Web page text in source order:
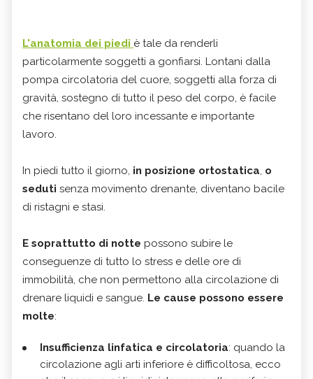
L'anatomia dei piedi è tale da renderli
particolarmente soggetti a gonfiarsi. Lontani dalla
pompa circolatoria del cuore, soggetti alla forza di
gravità, sostegno di tutto il peso del corpo, è facile
che risentano del loro incessante e importante
lavoro.
In piedi tutto il giorno, in posizione ortostatica, o
seduti senza movimento drenante, diventano bacile
di ristagni e stasi.
E soprattutto di notte possono subire le
conseguenze di tutto lo stress e delle ore di
immobilità, che non permettono alla circolazione di
drenare liquidi e sangue. Le cause possono essere
molte:
Insufficienza linfatica e circolatoria: quando la
circolazione agli arti inferiore è difficoltosa, ecco